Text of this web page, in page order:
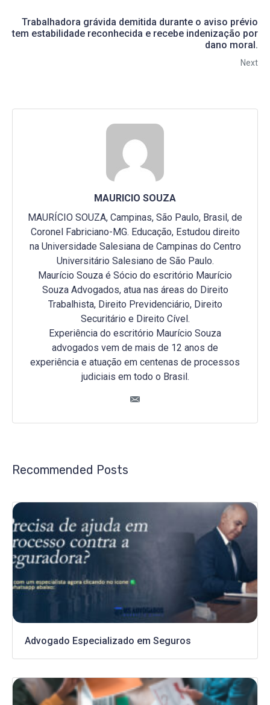
Trabalhadora grávida demitida durante o aviso prévio
tem estabilidade reconhecida e recebe indenização por
dano moral.
Next
MAURICIO SOUZA
MAURÍCIO SOUZA, Campinas, São Paulo, Brasil, de
Coronel Fabriciano-MG. Educação, Estudou direito
na Universidade Salesiana de Campinas do Centro
Universitário Salesiano de São Paulo.
Maurício Souza é Sócio do escritório Maurício
Souza Advogados, atua nas áreas do Direito
Trabalhista, Direito Previdenciário, Direito
Securitário e Direito Cível.
Experiência do escritório Maurício Souza
advogados vem de mais de 12 anos de
experiência e atuação em centenas de processos
judiciais em todo o Brasil.
Recommended Posts
Advogado Especializado em Seguros